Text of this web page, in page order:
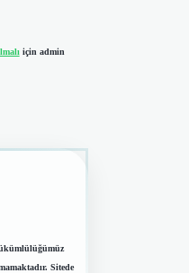
için admin
Sitede